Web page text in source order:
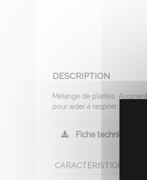
DESCRIPTION
Mélange de plantes.
pour aider à respirer plus
Fiche technique
CARACTÉRISTIQUES